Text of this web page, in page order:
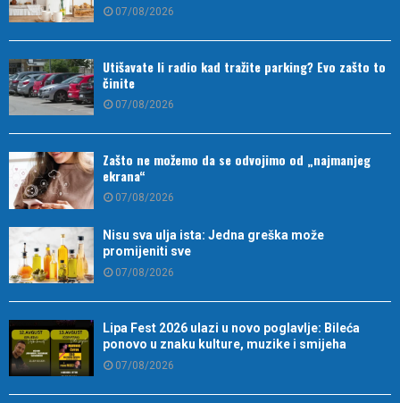
07/08/2026
Utišavate li radio kad tražite parking? Evo zašto to
činite
07/08/2026
Zašto ne možemo da se odvojimo od „najmanjeg
ekrana“
07/08/2026
Nisu sva ulja ista: Jedna greška može
promijeniti sve
07/08/2026
Lipa Fest 2026 ulazi u novo poglavlje: Bileća
ponovo u znaku kulture, muzike i smijeha
07/08/2026